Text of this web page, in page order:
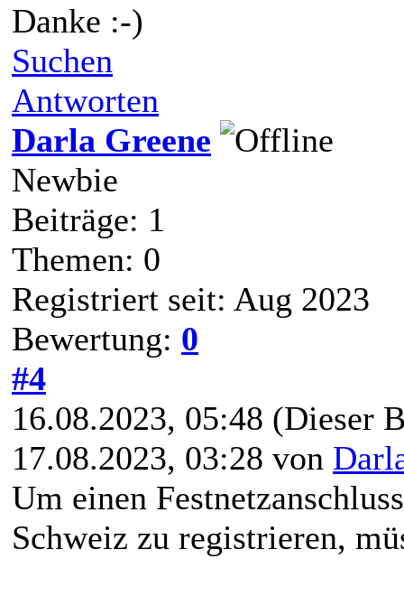
Danke :-)
Suchen
Antworten
Darla Greene
Newbie
Beiträge: 1
Themen: 0
Registriert seit: Aug 2023
Bewertung: 0
#4
16.08.2023, 05:48 (Dieser
17.08.2023, 03:28 von
Um einen
Schweiz zu registrieren,